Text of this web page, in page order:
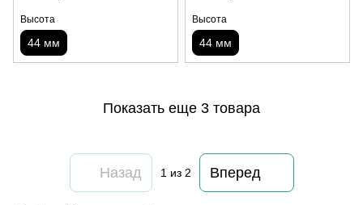
Высота
44 мм
Высота
44 мм
Показать еще 3 товара
Назад 1из 2 Вперед